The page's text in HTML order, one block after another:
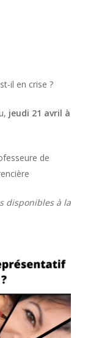
il en crise ?
jeudi 21 avril à
de
disponibles à la